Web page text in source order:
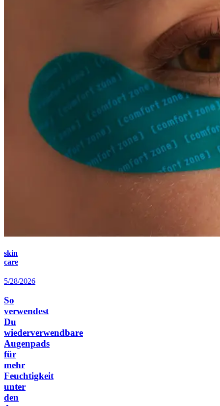
skin
care
5/28/2026
So
verwendest
Du
wiederverwendbare
Augenpads
für
mehr
Feuchtigkeit
unter
den